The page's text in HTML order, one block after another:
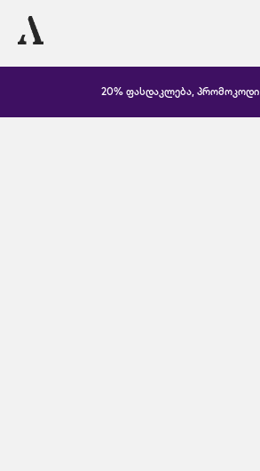
20% ფასდაკლება, პრომოკოდი